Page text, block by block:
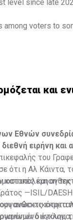
level since late
voters to
και
Εθνών
ειρήνη
του
η Αλ Κάιντα,
και
καταπολέμηση
—ISIL/
ανθεκτικότητα
δικτύων,